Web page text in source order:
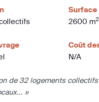
Surface
2600 m2
Coût
N/A
de 32 logements
»